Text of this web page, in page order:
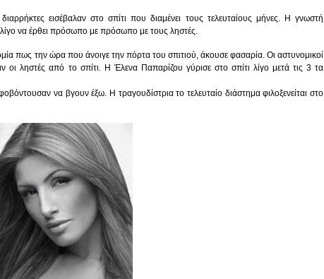
εισέβαλαν στο σπίτι που διαμένει τους τελευταίους μήνες. Η γνωστή
να έρθει πρόσωπο με πρόσωπο με τους ληστές.
πως την ώρα που άνοιγε την πόρτα του σπιτιού, άκουσε φασαρία. Οι αστυνομικοί
οι ληστές από το σπίτι. Η Έλενα Παπαρίζου γύρισε στο σπίτι λίγο μετά τις 3 τα
να βγουν έξω. Η τραγουδίστρια το τελευταίο διάστημα φιλοξενείται στο